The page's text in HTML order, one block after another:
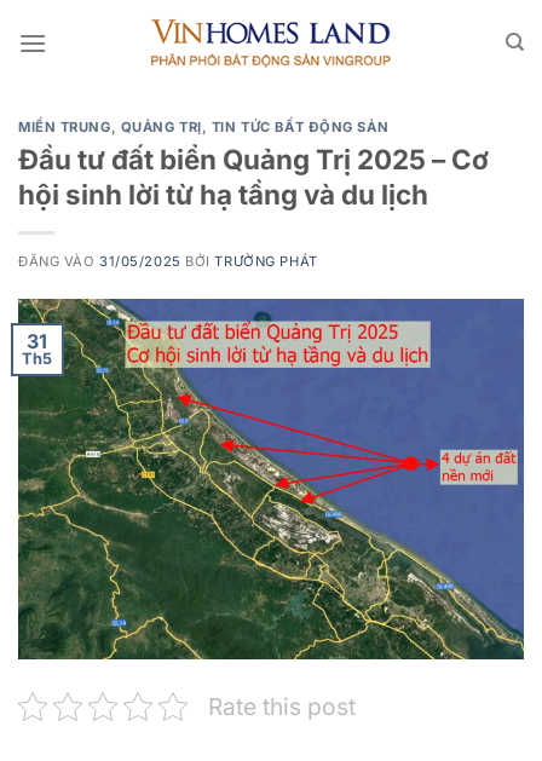
qua
MIỀN TRUNG, QUẢNG TRỊ, TIN TỨC BẤT ĐỘNG SẢN
Đầu tư đất biển Quảng Trị 2025 – Cơ
hội sinh lời từ hạ tầng và du lịch
ĐĂNG VÀO31/05/2025 BỞITRƯỜNG PHÁT
31
Th5
Rate this post